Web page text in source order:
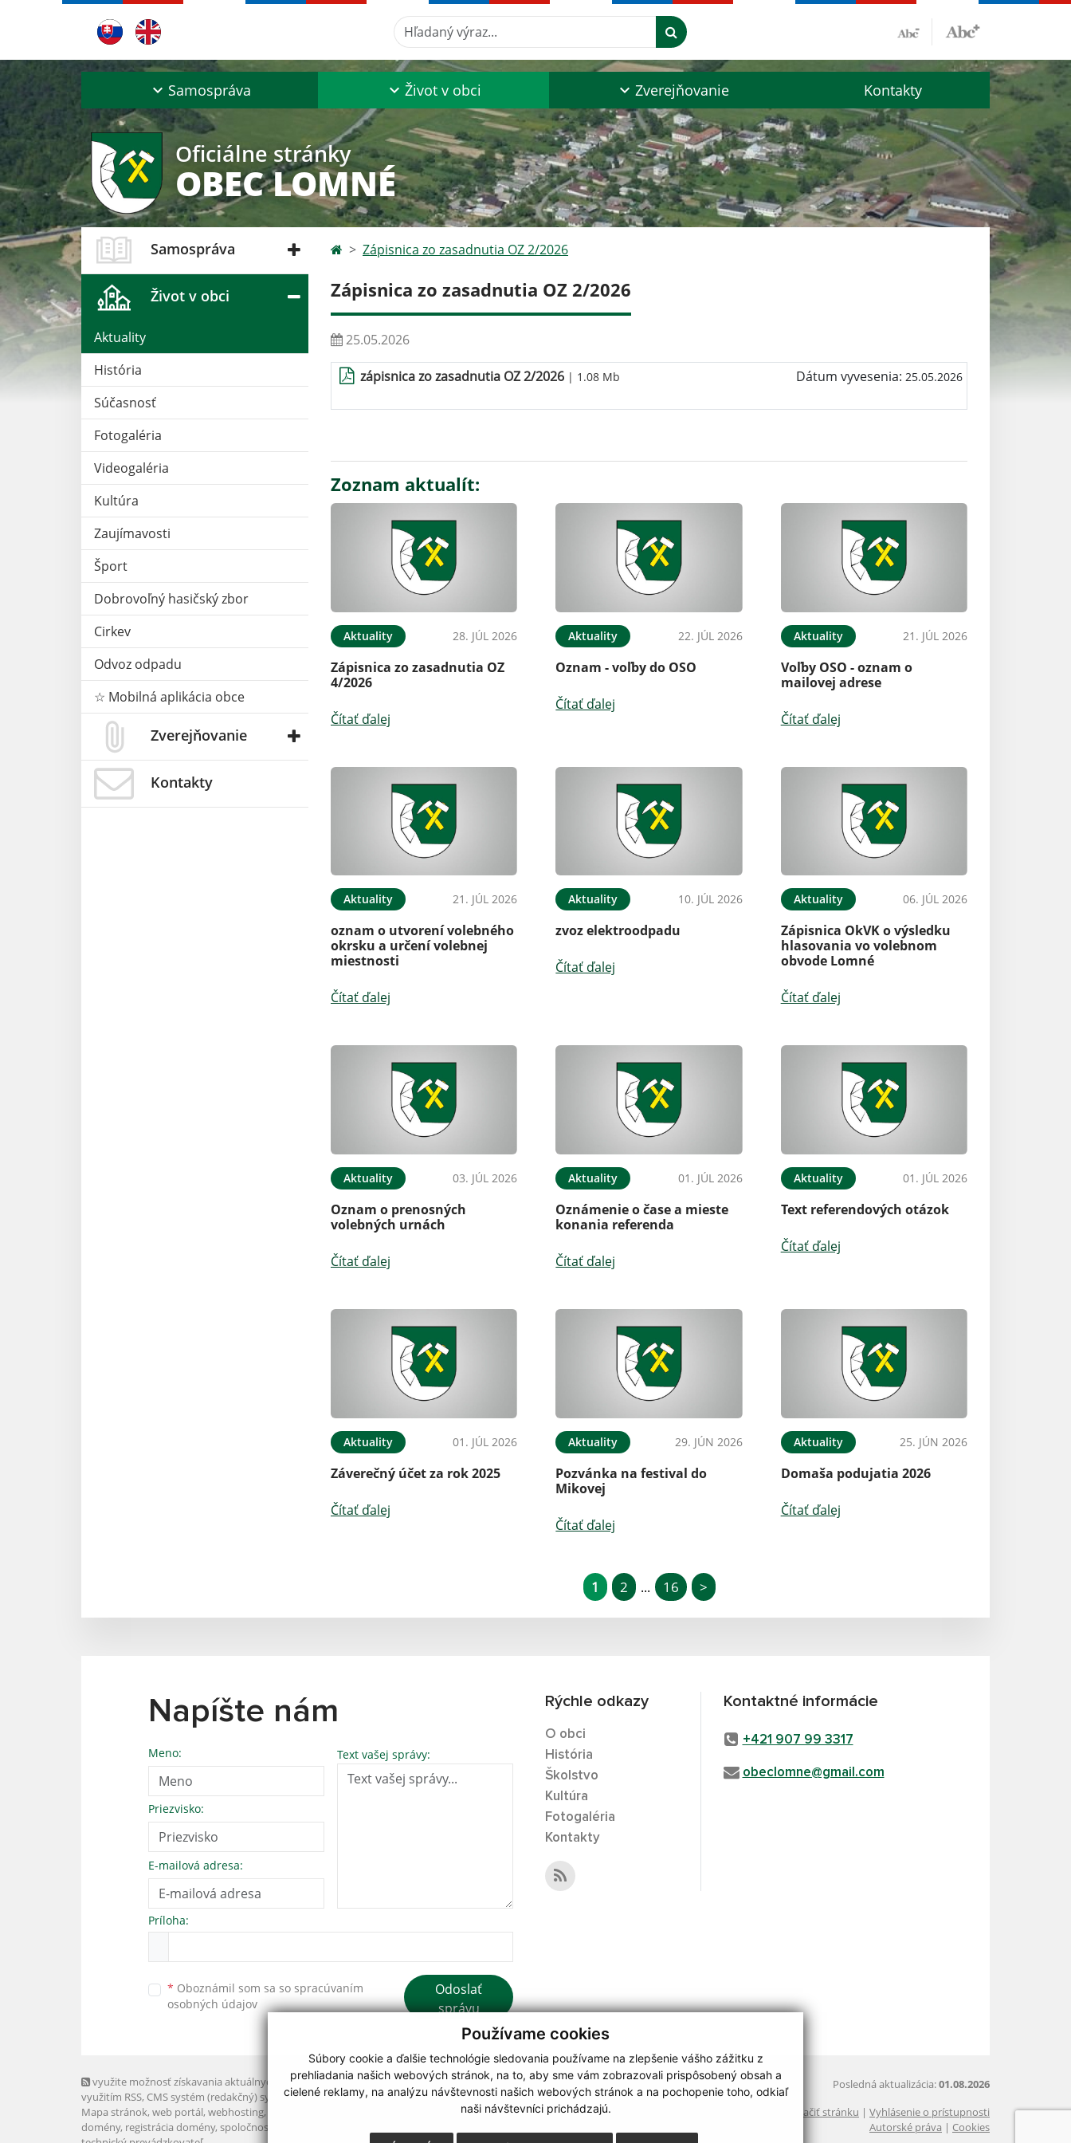
Používame cookies
Súbory cookie a ďalšie technológie sledovania používame na zlepšenie vášho zážitku z
prehliadania našich webových stránok, na to, aby sme vám zobrazovali prispôsobený obsah a
cielené reklamy, na analýzu návštevnosti našich webových stránok a na pochopenie toho, odkiaľ
naši návštevníci prichádzajú.
Hľadaný výraz...
Samospráva Život v obci Zverejňovanie Kontakty
Oficiálne stránky
OBEC LOMNÉ
Samospráva
Život v obci
Aktuality
História
Súčasnosť
Fotogaléria
Videogaléria
Kultúra
Zaujímavosti
Šport
Dobrovoľný hasičský zbor
Cirkev
Odvoz odpadu
☆ Mobilná aplikácia obce
Zverejňovanie
Kontakty
Zápisnica zo zasadnutia OZ 2/2026
Zápisnica zo zasadnutia OZ 2/2026
25.05.2026
zápisnica zo zasadnutia OZ 2/2026 | 1.08 Mb Dátum vyvesenia: 25.05.2026
Zoznam aktualít:
Aktuality 28. JÚL 2026
Zápisnica zo zasadnutia OZ
4/2026
Čítať ďalej
Aktuality 22. JÚL 2026
Oznam - voľby do OSO
Čítať ďalej
Aktuality 21. JÚL 2026
Voľby OSO - oznam o
mailovej adrese
Čítať ďalej
Aktuality 21. JÚL 2026
oznam o utvorení volebného
okrsku a určení volebnej
miestnosti
Čítať ďalej
Aktuality 10. JÚL 2026
zvoz elektroodpadu
Čítať ďalej
Aktuality 06. JÚL 2026
Zápisnica OkVK o výsledku
hlasovania vo volebnom
obvode Lomné
Čítať ďalej
Aktuality 03. JÚL 2026
Oznam o prenosných
volebných urnách
Čítať ďalej
Aktuality 01. JÚL 2026
Oznámenie o čase a mieste
konania referenda
Čítať ďalej
Aktuality 01. JÚL 2026
Text referendových otázok
Čítať ďalej
Aktuality 01. JÚL 2026
Záverečný účet za rok 2025
Čítať ďalej
Aktuality 29. JÚN 2026
Pozvánka na festival do
Mikovej
Čítať ďalej
Aktuality 25. JÚN 2026
Domaša podujatia 2026
Čítať ďalej
1 2 ... 16 >
Napíšte nám
Meno:
Priezvisko:
E-mailová adresa:
Text vašej správy:
Príloha:
* Oboznámil som sa so spracúvaním
osobných údajov
Odoslať
správu
Rýchle odkazy
O obci
História
Školstvo
Kultúra
Fotogaléria
Kontakty
Kontaktné informácie
+421 907 99 3317
obeclomne@gmail.com
využite možnosť získavania aktuálnych informácií s
využitím RSS, CMS systém (redakčný) systém ECHELON 2,
Mapa stránok, web portál, webhosting,
domény, registrácia domény, spoločnosť webex.digital, s.r.o.
Posledná aktualizácia:01.08.2026
Vytlačiť stránku | Vyhlásenie o prístupnosti
Autorské práva | Cookies
webdesign|